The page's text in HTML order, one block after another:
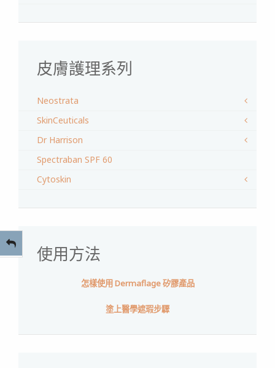
皮膚護理系列
Neostrata
SkinCeuticals
Dr Harrison
Spectraban SPF 60
Cytoskin
使用方法
怎樣使用 Dermaflage 矽膠產品
塗上醫學遮瑕步驟